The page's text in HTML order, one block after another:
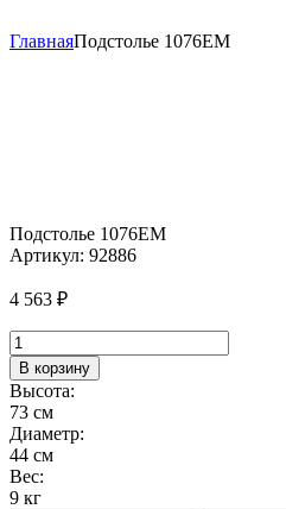
ГлавнаяПодстолье 1076EM
Подстолье 1076EM
Артикул: 92886
4 563 ₽
Количество
товара
Подстолье
1076EM
В корзину
Высота:
73 см
Диаметр:
44 см
Вес:
9 кг